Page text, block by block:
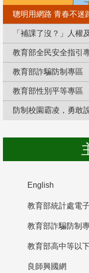
聰明用網路 青春不迷
「補課了沒？」人權
教育部全民安全指引
教育部詐騙防制專區
教育部性別平等專區
防制校園霸凌，勇敢
English
教育部詐騙防制
良師興國網